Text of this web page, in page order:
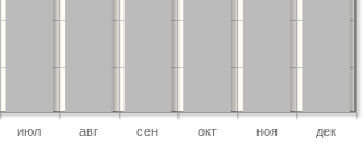
июл авг сен окт ноя дек